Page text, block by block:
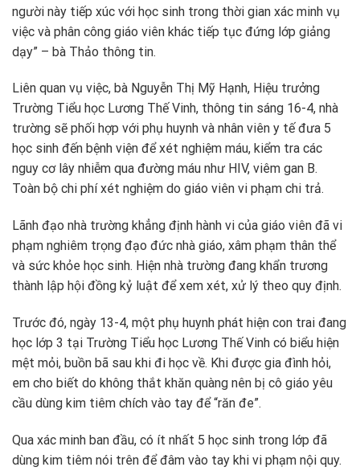
người này tiếp xúc với học sinh trong thời gian xác minh vụ
việc và phân công giáo viên khác tiếp tục đứng lớp giảng
dạy” – bà Thảo thông tin.
Liên quan vụ việc, bà Nguyễn Thị Mỹ Hạnh, Hiệu trưởng
Trường Tiểu học Lương Thế Vinh, thông tin sáng 16-4, nhà
trường sẽ phối hợp với phụ huynh và nhân viên y tế đưa 5
học sinh đến bệnh viện để xét nghiệm máu, kiểm tra các
nguy cơ lây nhiễm qua đường máu như HIV, viêm gan B.
Toàn bộ chi phí xét nghiệm do giáo viên vi phạm chi trả.
Lãnh đạo nhà trường khẳng định hành vi của giáo viên đã vi
phạm nghiêm trọng đạo đức nhà giáo, xâm phạm thân thể
và sức khỏe học sinh. Hiện nhà trường đang khẩn trương
thành lập hội đồng kỷ luật để xem xét, xử lý theo quy định.
Trước đó, ngày 13-4, một phụ huynh phát hiện con trai đang
học lớp 3 tại Trường Tiểu học Lương Thế Vinh có biểu hiện
mệt mỏi, buồn bã sau khi đi học về. Khi được gia đình hỏi,
em cho biết do không thắt khăn quàng nên bị cô giáo yêu
cầu dùng kim tiêm chích vào tay để “răn đe”.
Qua xác minh ban đầu, có ít nhất 5 học sinh trong lớp đã
dùng kim tiêm nói trên để đâm vào tay khi vi phạm nội quy.